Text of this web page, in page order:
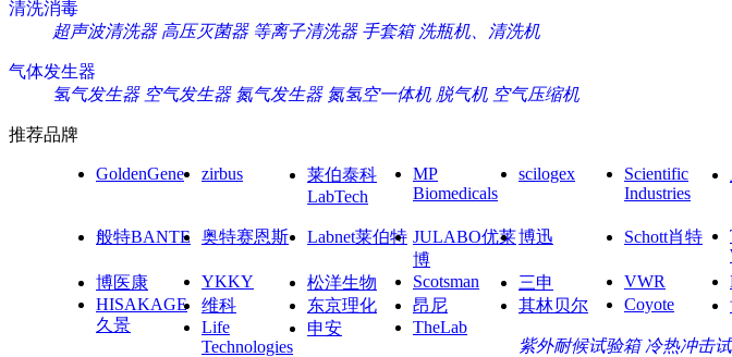
清洗消毒
超声波清洗器 高压灭菌器 等离子清洗器 手套箱 洗瓶机、清洗机
气体发生器
氢气发生器 空气发生器 氮气发生器 氮氢空一体机 脱气机 空气压缩机
推荐品牌
GoldenGene zirbus
莱伯泰科
LabTech
MP
Biomedicals
scilogex
Scientific
Industries
般特BANTE
奥特赛恩斯 Labnet莱伯特 JULABO优莱
博
博迅 Schott肖特
博医康
YKKY 松洋生物 Scotsman 三申 VWR
HISAKAGE
久景
维科 东京理化 昂尼 其林贝尔 Coyote
Life
Technologies
申安 TheLab
紫外耐候试验箱 冷热冲击